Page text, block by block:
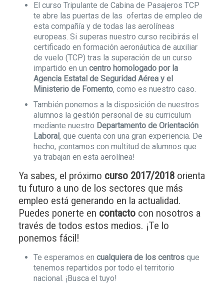
El curso Tripulante de Cabina de Pasajeros TCP
te abre las puertas de las ofertas de empleo de
esta compañía y de todas las aerolíneas
europeas. Si superas nuestro curso recibirás el
certificado en formación aeronáutica de auxiliar
de vuelo (TCP) tras la superación de un curso
impartido en un centro homologado por la
Agencia Estatal de Seguridad Aérea y el
Ministerio de Fomento, como es nuestro caso.
También ponemos a la disposición de nuestros
alumnos la gestión personal de su curriculum
mediante nuestro Departamento de Orientación
Laboral , que cuenta con una gran experiencia. De
hecho, ¡contamos con multitud de alumnos que
ya trabajan en esta aerolínea!
Ya sabes, el próximo curso 2017/2018orienta
tu futuro a uno de los sectores que más
empleo está generando en la actualidad.
Puedes ponerte en contactocon nosotros a
través de todos estos medios. ¡Te lo
ponemos fácil!
Te esperamos en cualquiera de los centrosque
tenemos repartidos por todo el territorio
nacional. ¡Busca el tuyo!